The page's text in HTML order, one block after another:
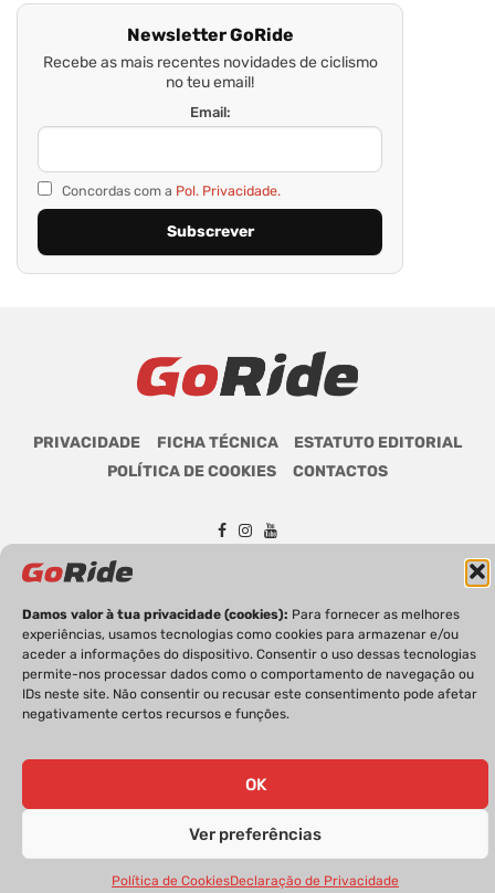
Damos valor à tua privacidade (cookies): Para fornecer as melhores
experiências, usamos tecnologias como cookies para armazenar e/ou
aceder a informações do dispositivo. Consentir o uso dessas tecnologias
permite-nos processar dados como o comportamento de navegação ou
IDs neste site. Não consentir ou recusar este consentimento pode afetar
negativamente certos recursos e funções.
OK
Ver preferências
Política de CookiesDeclaração de Privacidade
Newsletter GoRide
Recebe as mais recentes novidades de ciclismo
no teu email!
Email:
Concordas com a Pol. Privacidade.
PRIVACIDADE FICHA TÉCNICA
ESTATUTO EDITORIAL
POLÍTICA DE COOKIES
CONTACTOS
GoRide 2026 | Todos os direitos reservados.